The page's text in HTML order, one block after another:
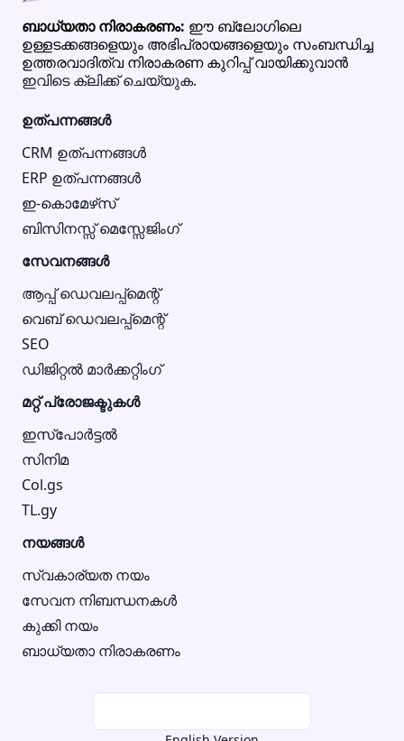
ബാധ്യതാ നിരാകരണം: ഈ ബ്ലോഗിലെ
ഉള്ളടക്കങ്ങളെയും അഭിപ്രായങ്ങളെയും സംബന്ധിച്ച
ഉത്തരവാദിത്വ നിരാകരണ കുറിപ്പ് വായിക്കുവാൻ
ഇവിടെ ക്ലിക്ക് ചെയ്യുക.
ഉത്പന്നങ്ങൾ
CRM ഉത്പന്നങ്ങൾ
ERP ഉത്പന്നങ്ങൾ
ഇ-കൊമേഴ്‌സ്
ബിസിനസ്സ് മെസ്സേജിംഗ്
സേവനങ്ങൾ
ആപ്പ് ഡെവലപ്പ്മെന്റ്
വെബ് ഡെവലപ്പ്മെന്റ്
SEO
ഡിജിറ്റൽ മാർക്കറ്റിംഗ്
മറ്റ് പ്രോജക്ടുകൾ
ഇസ്‌പോർട്ടൽ
സിനിമ
Col.gs
TL.gy
നയങ്ങൾ
സ്വകാര്യത നയം
സേവന നിബന്ധനകൾ
കുക്കി നയം
ബാധ്യതാ നിരാകരണം